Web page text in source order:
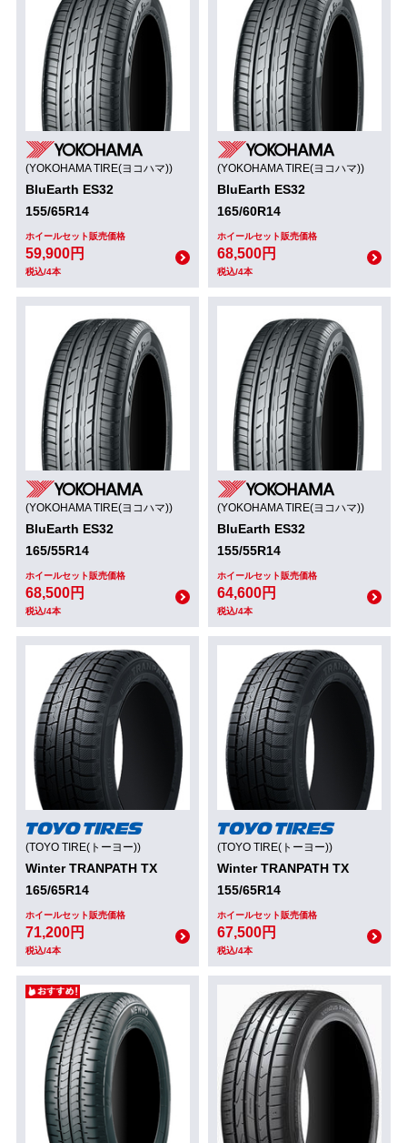
(YOKOHAMA TIRE(ヨコハマ))
BluEarth ES32
155/65R14
ホイールセット販売価格
59,900円
税込/4本
(YOKOHAMA TIRE(ヨコハマ))
BluEarth ES32
165/60R14
ホイールセット販売価格
68,500円
税込/4本
(YOKOHAMA TIRE(ヨコハマ))
BluEarth ES32
165/55R14
ホイールセット販売価格
68,500円
税込/4本
(YOKOHAMA TIRE(ヨコハマ))
BluEarth ES32
155/55R14
ホイールセット販売価格
64,600円
税込/4本
(TOYO TIRE(トーヨー))
Winter TRANPATH TX
165/65R14
ホイールセット販売価格
71,200円
税込/4本
(TOYO TIRE(トーヨー))
Winter TRANPATH TX
155/65R14
ホイールセット販売価格
67,500円
税込/4本